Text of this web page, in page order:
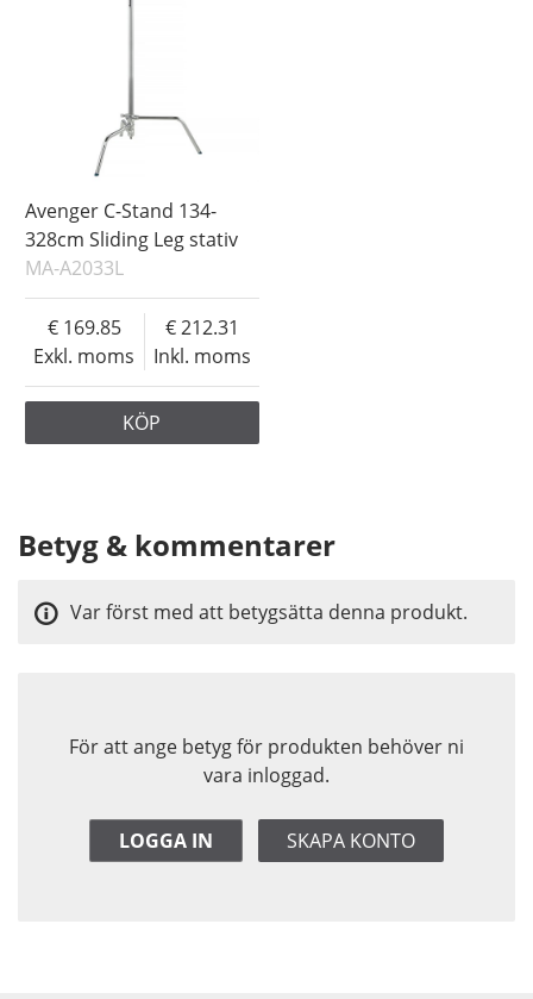
Avenger C-Stand 134-
328cm Sliding Leg stativ
MA-A2033L
Exkl. moms
169.85
Inkl. moms
212.31
KÖP
Betyg & kommentarer
För att ange betyg för produkten behöver ni
vara inloggad.
LOGGA IN SKAPA KONTO
Var först med att betygsätta denna produkt.